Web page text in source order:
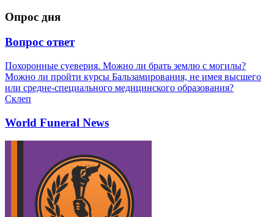
Опрос дня
Вопрос ответ
Похоронные суеверия. Можно ли брать землю с могилы?
Можно ли пройти курсы Бальзамирования, не имея высшего
или средне-специального медицинского образования?
Склеп
World Funeral News